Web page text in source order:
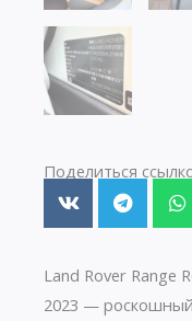
Поделиться
Land Rover Range
2023 —